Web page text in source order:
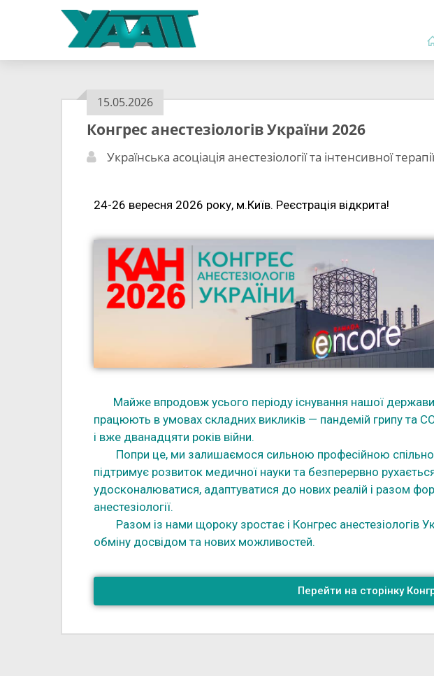
15.05.2026
Конгрес анестезіологів України 2026
Українська асоціація анестезіології та інтенсивної терапії
24-26 вересня 2026 року, м.Київ. Реєстрація відкрита!
Майже впродовж усього періоду існування нашої держави
працюють в умовах складних викликів — пандемій грипу та
і вже дванадцяти років війни.
Попри це, ми залишаємося сильною професійною
підтримує розвиток медичної науки та безперервно
удосконалюватися, адаптуватися до нових реалій і разом
анестезіології.
Разом із нами щороку зростає і Конгрес анестезіологів
обміну досвідом та нових можливостей.
Перейти на сторінку